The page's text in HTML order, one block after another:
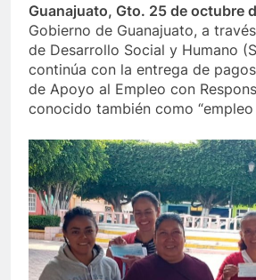
Guanajuato, Gto. 25 de octubre
Gobierno de Guanajuato, a
de Desarrollo Social y Humano
continúa con la entrega de
de Apoyo al Empleo con
conocido también como “empleo